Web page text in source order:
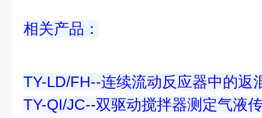
相关产品：
TY-LD/FH--连续流动反应器中的返
TY-QI/JC--双驱动搅拌器测定气液